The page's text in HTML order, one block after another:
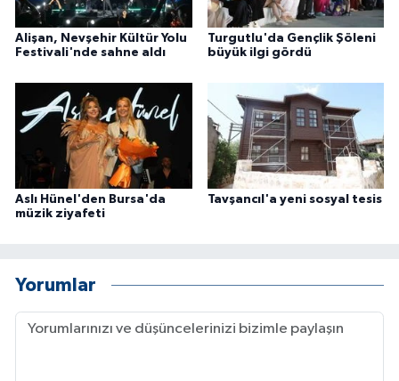
Alişan, Nevşehir Kültür Yolu
Festivali'nde sahne aldı
Turgutlu'da Gençlik Şöleni
büyük ilgi gördü
Aslı Hünel'den Bursa'da
müzik ziyafeti
Tavşancıl'a yeni sosyal tesis
Yorumlar